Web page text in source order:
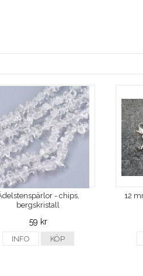
- chips,
bergskristall
59 kr
INFO KÖP
12